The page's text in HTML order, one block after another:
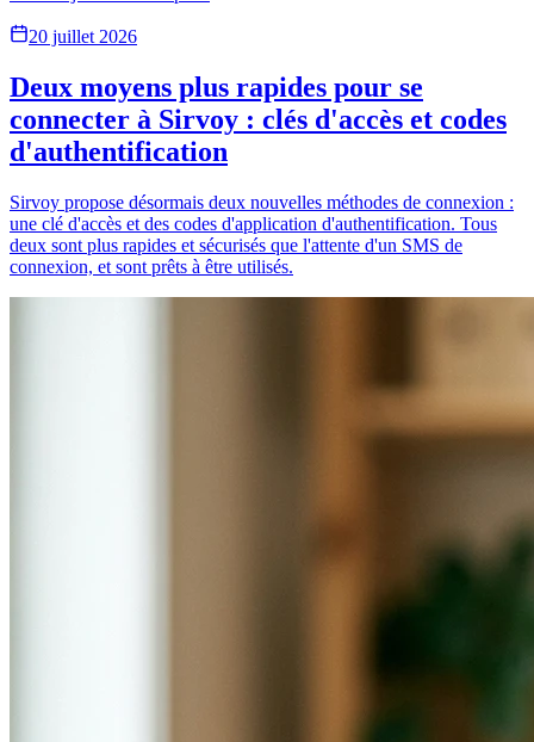
20 juillet 2026
Deux moyens plus rapides pour se
connecter à Sirvoy : clés d'accès et codes
d'authentification
Sirvoy propose désormais deux nouvelles méthodes de connexion :
une clé d'accès et des codes d'application d'authentification. Tous
deux sont plus rapides et sécurisés que l'attente d'un SMS de
connexion, et sont prêts à être utilisés.